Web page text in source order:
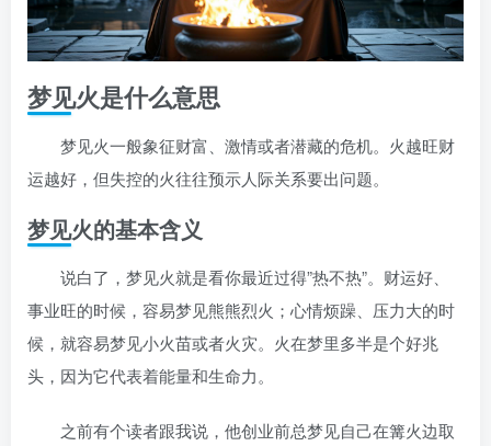
梦见火是什么意思
梦见火一般象征财富、激情或者潜藏的危机。火越旺财
运越好，但失控的火往往预示人际关系要出问题。
梦见火的基本含义
说白了，梦见火就是看你最近过得”热不热”。财运好、
事业旺的时候，容易梦见熊熊烈火；心情烦躁、压力大的时
候，就容易梦见小火苗或者火灾。火在梦里多半是个好兆
头，因为它代表着能量和生命力。
之前有个读者跟我说，他创业前总梦见自己在篝火边取